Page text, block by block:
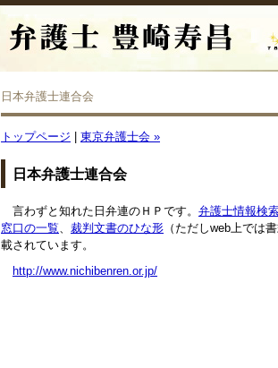
日本弁護士連合会
トップページ 東京弁護士会 »
日本弁護士連合会
言わずと知れた日弁連のＨＰです。 弁護士情報検
窓口の一覧、 裁判文書のひな形 （ただしweb上では
載されています。
http://www.nichibenren.or.jp/